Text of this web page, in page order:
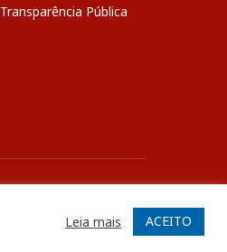
Pública
Leia mais ACEITO